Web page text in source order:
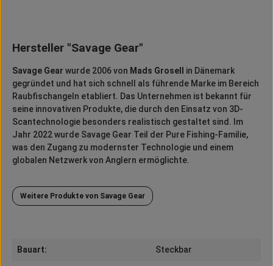
Hersteller "Savage Gear"
Savage Gear wurde 2006 von Mads Grosell
in Dänemark
gegründet und hat sich schnell als führende Marke im Bereich
Raubfischangeln etabliert. Das Unternehmen ist bekannt für
seine innovativen Produkte, die durch den Einsatz von 3D-
Scantechnologie besonders realistisch gestaltet sind.
Im
Jahr 2022 wurde Savage Gear Teil der Pure Fishing-Familie,
was den Zugang zu modernster Technologie und einem
globalen Netzwerk von Anglern ermöglichte.
Weitere Produkte von Savage Gear
Bauart: Steckbar